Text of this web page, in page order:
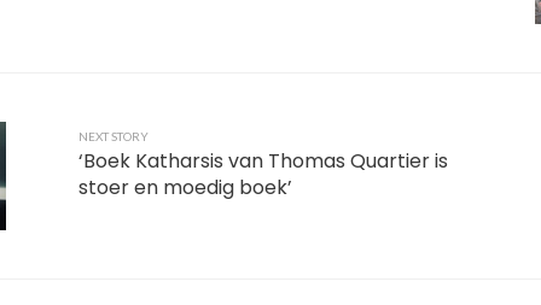
NEXT STORY
‘Boek Katharsis van Thomas Quartier is
stoer en moedig boek’